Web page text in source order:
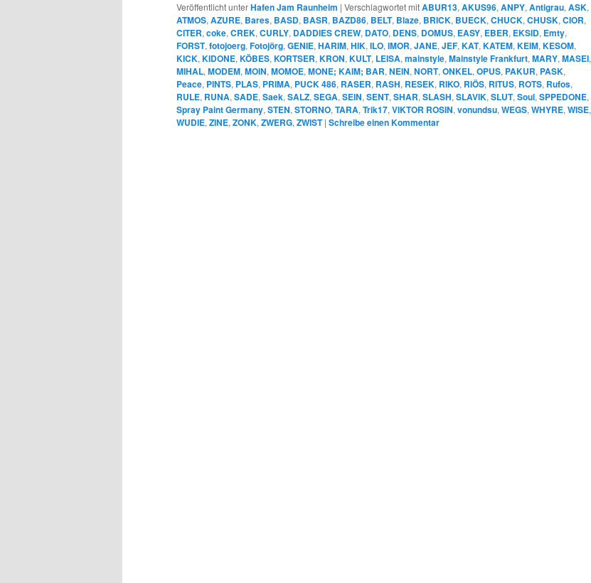
Veröffentlicht unterHafen Jam Raunheim | Verschlagwortet mitABUR13, AKUS96, ANPY, Antigrau, ASK,
ATMOS, AZURE, Bares, BASD, BASR, BAZD86, BELT, Blaze, BRICK, BUECK, CHUCK, CHUSK, CIOR,
CITER, coke, CREK, CURLY, DADDIES CREW, DATO, DENS, DOMUS, EASY, EBER, EKSID, Emty,
FORST, fotojoerg, Fotojörg, GENIE, HARIM, HIK, ILO, IMOR, JANE, JEF, KAT, KATEM, KEIM, KESOM,
KICK, KIDONE, KÖBES, KORTSER, KRON, KULT, LEISA, mainstyle, Mainstyle Frankfurt, MARY, MASEI,
MIHAL, MODEM, MOIN, MOMOE, MONE; KAIM; BAR, NEIN, NORT, ONKEL, OPUS, PAKUR, PASK,
Peace, PINTS, PLAS, PRIMA, PUCK 486, RASER, RASH, RESEK, RIKO, RIÖS, RITUS, ROTS, Rufos,
RULE, RUNA, SADE, Saek, SALZ, SEGA, SEIN, SENT, SHAR, SLASH, SLAVIK, SLUT, Soul, SPPEDONE,
Spray Paint Germany, STEN, STORNO, TARA, Trik17, VIKTOR ROSIN, vonundsu, WEGS, WHYRE, WISE,
WUDIE, ZINE, ZONK, ZWERG, ZWIST | Schreibe einen Kommentar